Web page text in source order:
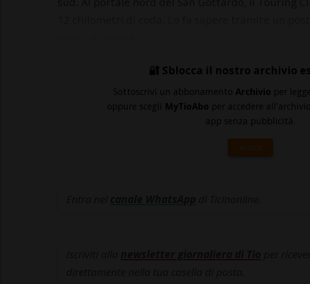
🔐 Sblocca il nostro archivio
Sottoscrivi un abbonamento Archivio per
oppure scegli MyTioAbo per accedere
app senza pubblicità.
ACCEDI